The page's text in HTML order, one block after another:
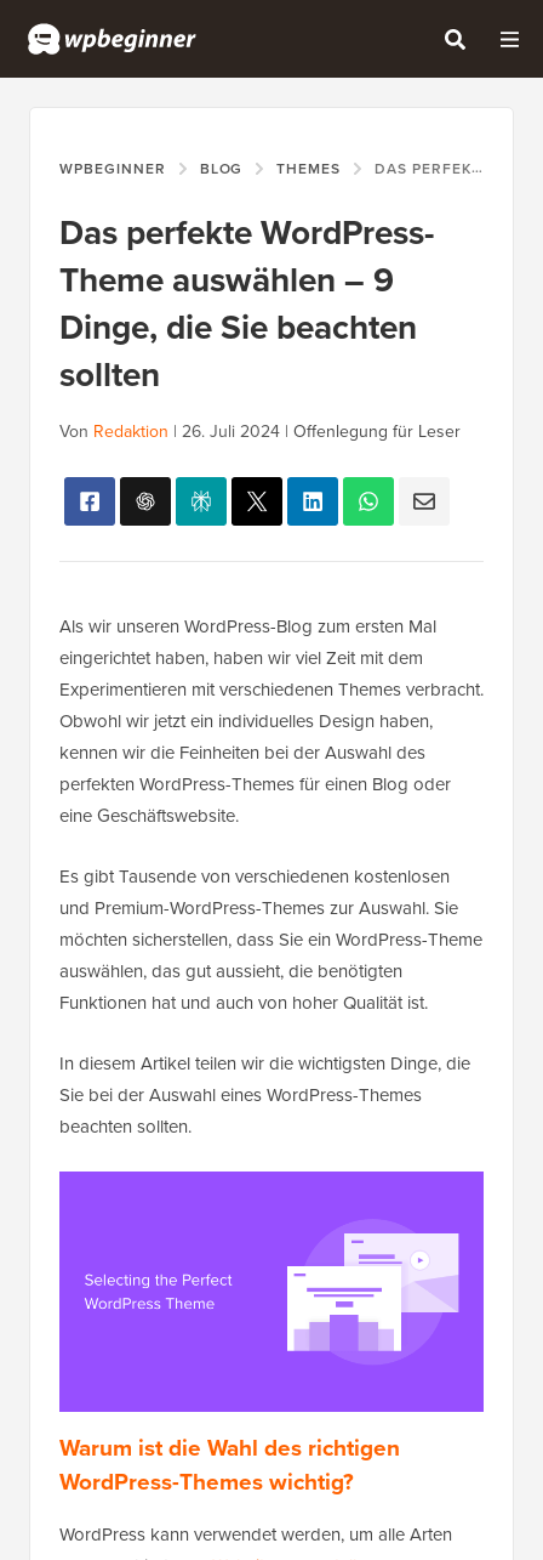
WPBEGINNER BLOG THEMES DAS PERFEKTE WORDPRESS-THEME AUSWÄHLEN – 9 DINGE, DIE SIE BEACHTEN SOLLTEN
Das perfekte WordPress-
Theme auswählen – 9
Dinge, die Sie beachten
sollten
Von Redaktion | 26. Juli 2024 | Offenlegung für Leser
Als wir unseren WordPress-Blog zum ersten Mal
eingerichtet haben, haben wir viel Zeit mit dem
Experimentieren mit verschiedenen Themes verbracht.
Obwohl wir jetzt ein individuelles Design haben,
kennen wir die Feinheiten bei der Auswahl des
perfekten WordPress-Themes für einen Blog oder
eine Geschäftswebsite.
Es gibt Tausende von verschiedenen kostenlosen
und Premium-WordPress-Themes zur Auswahl. Sie
möchten sicherstellen, dass Sie ein WordPress-Theme
auswählen, das gut aussieht, die benötigten
Funktionen hat und auch von hoher Qualität ist.
In diesem Artikel teilen wir die wichtigsten Dinge, die
Sie bei der Auswahl eines WordPress-Themes
beachten sollten.
Warum ist die Wahl des richtigen
WordPress-Themes wichtig?
WordPress kann verwendet werden, um alle Arten